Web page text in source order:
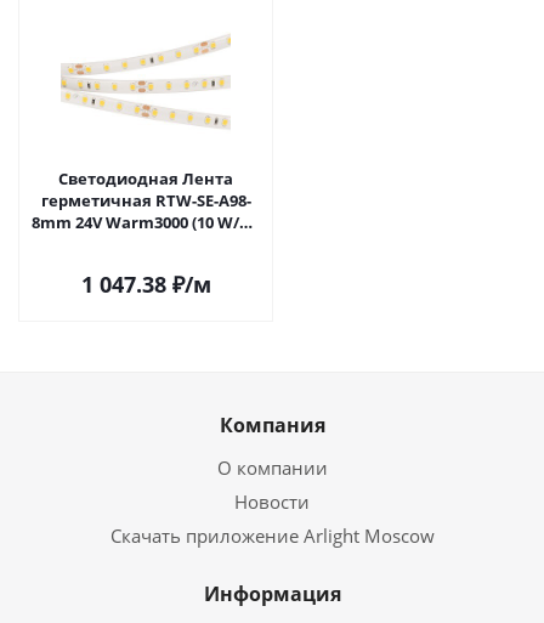
Светодиодная Лента
герметичная RTW-SE-A98-
8mm 24V Warm3000 (10 W/m,
1 047.38₽/м
Компания
О компании
Новости
Скачать приложение Arlight Moscow
Информация